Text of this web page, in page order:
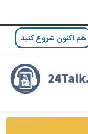
هم اکنون شروع کنید